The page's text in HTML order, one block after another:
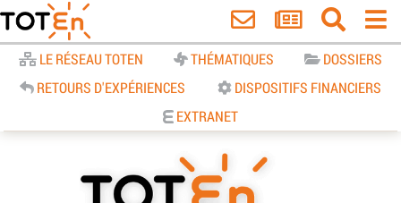
LE RÉSEAU TOTEN THÉMATIQUES
DOSSIERS
RETOURS D'EXPÉRIENCES
DISPOSITIFS FINANCIERS
EXTRANET